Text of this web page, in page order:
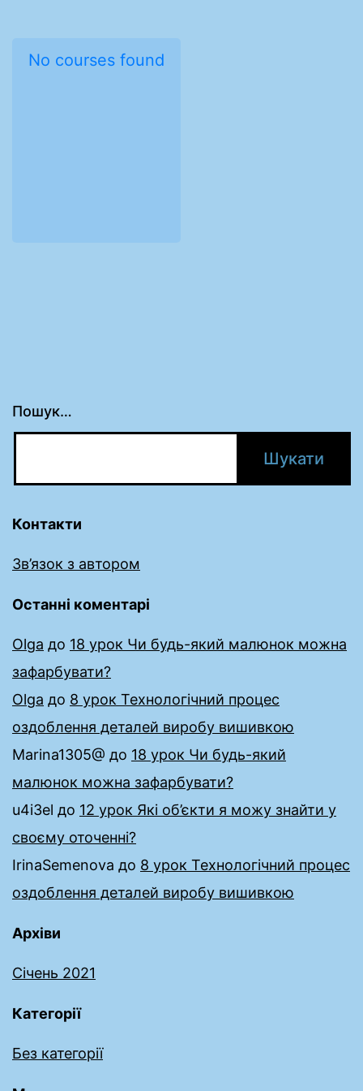
No courses found
Пошук…
Контакти
Зв’язок з автором
Останні коментарі
Olga до 18 урок Чи будь-який малюнок можна
зафарбувати?
Olga до 8 урок Технологічний процес
оздоблення деталей виробу вишивкою
Marina1305@ до 18 урок Чи будь-який
малюнок можна зафарбувати?
u4i3el до 12 урок Які об’єкти я можу знайти у
своєму оточенні?
IrinaSemenova до 8 урок Технологічний процес
оздоблення деталей виробу вишивкою
Архіви
Січень 2021
Категорії
Без категорії